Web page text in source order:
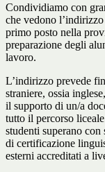
Condividiamo con
che vedono
primo posto nella
preparazione degli
lavoro.
L’indirizzo prevede
straniere, ossia
il supporto di un/a
tutto il percorso
studenti superano con
di certificazione
esterni accreditati a